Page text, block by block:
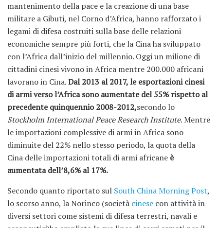
mantenimento della pace e la creazione di una base
militare a Gibuti, nel Corno d’Africa, hanno rafforzato i
legami di difesa costruiti sulla base delle relazioni
economiche sempre più forti, che la Cina ha sviluppato
con l’Africa dall’inizio del millennio. Oggi un milione di
cittadini cinesi vivono in Africa mentre 200.000 africani
lavorano in Cina.Dal 2013 al 2017, le esportazioni cinesi
di armi verso l’Africa sono aumentate del 55% rispetto al
precedente quinquennio 2008-2012,secondo lo
Stockholm International Peace Research Institute. Mentre
le importazioni complessive di armi in Africa sono
diminuite del 22% nello stesso periodo, la quota della
Cina delle importazioni totali di armi africane è
aumentata dell’8,6% al 17%.
Secondo quanto riportato sul South China Morning Post,
lo scorso anno, la Norinco (società cinese con attività in
diversi settori come sistemi di difesa terrestri, navali e